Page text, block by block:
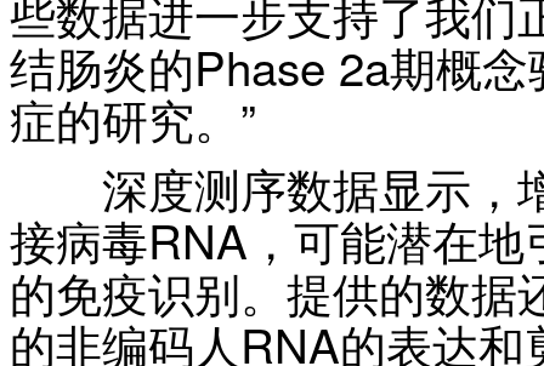
些数据进一步支持了我们
结肠炎的Phase 2a期概
症的研究。”
深度测序数据显示，
接病毒RNA，可能潜在
的免疫识别。提供的数
的非编码人RNA的表达